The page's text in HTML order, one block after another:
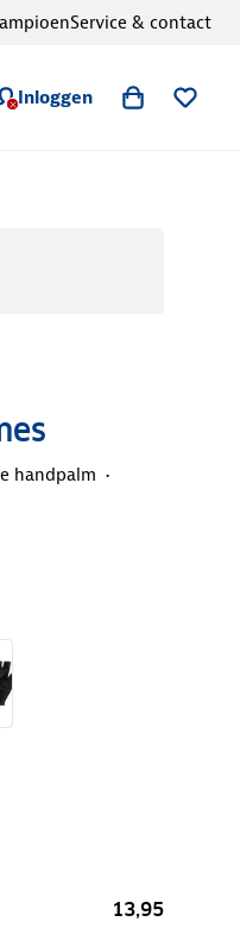
Inloggen
Service & contact
handpalm
13,95